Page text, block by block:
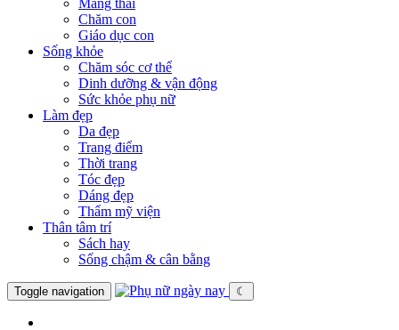
Mang thai
Chăm con
Giáo dục con
Sống khỏe
Chăm sóc cơ thể
Dinh dưỡng & vận động
Sức khỏe phụ nữ
Làm đẹp
Da đẹp
Trang điểm
Thời trang
Tóc đẹp
Dáng đẹp
Thẩm mỹ viện
Thân tâm trí
Sách hay
Sống chậm & cân bằng
Toggle navigation ☾